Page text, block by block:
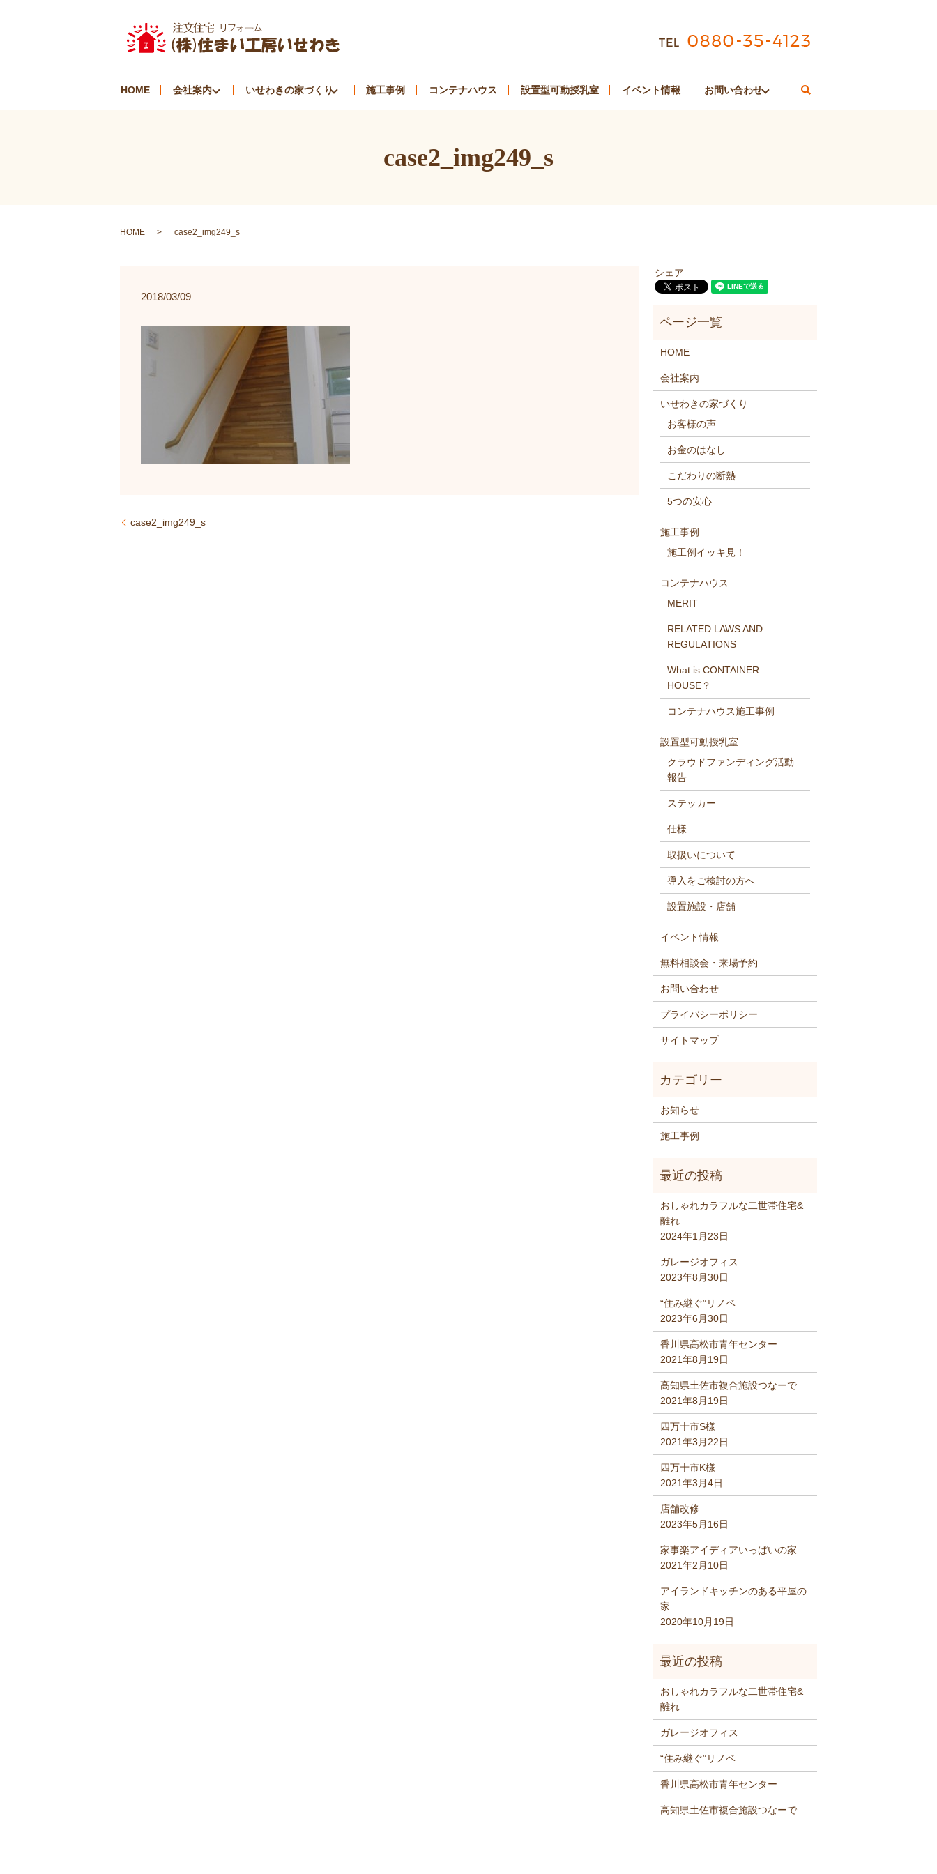
HOME 会社案内 いせわきの家づくり 施工事例 コンテナハウス 設置型可動授乳室 イベント情報 お問い合わせ
case2_img249_s
HOME case2_img249_s
2018/03/09
case2_img249_s
シェア
HOME
会社案内
いせわきの家づくり
お客様の声
お金のはなし
こだわりの断熱
5つの安心
施工事例
施工例イッキ見！
コンテナハウス
MERIT
RELATED LAWS AND
REGULATIONS
What is CONTAINER
HOUSE？
コンテナハウス施工事例
設置型可動授乳室
クラウドファンディング活動
報告
ステッカー
仕様
取扱いについて
導入をご検討の方へ
設置施設・店舗
イベント情報
無料相談会・来場予約
お問い合わせ
プライバシーポリシー
サイトマップ
お知らせ
施工事例
おしゃれカラフルな二世帯住宅&
離れ
2024年1月23日
ガレージオフィス
2023年8月30日
“住み継ぐ”リノベ
2023年6月30日
香川県高松市青年センター
2021年8月19日
高知県土佐市複合施設つなーで
2021年8月19日
四万十市S様
2021年3月22日
四万十市K様
2021年3月4日
店舗改修
2023年5月16日
家事楽アイディアいっぱいの家
2021年2月10日
アイランドキッチンのある平屋の
家
2020年10月19日
おしゃれカラフルな二世帯住宅&
離れ
ガレージオフィス
“住み継ぐ”リノベ
香川県高松市青年センター
高知県土佐市複合施設つなーで